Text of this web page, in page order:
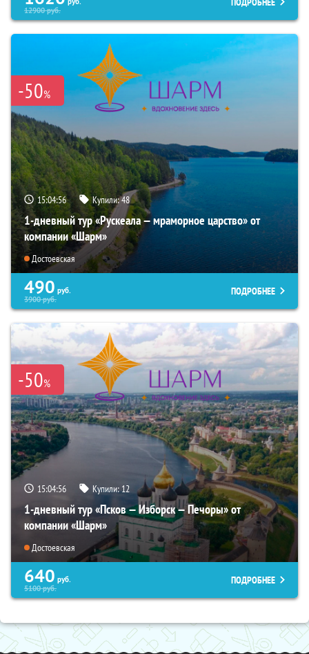
12900руб.
-50%
15:04:54 Купили:48
1-дневный тур «Рускеала — мраморное царство» от
компании «Шарм»
Достоевская
490 руб.
3900руб.
ПОДРОБНЕЕ
-50%
15:04:54 Купили:12
1-дневный тур «Псков — Изборск — Печоры» от
компании «Шарм»
Достоевская
640 руб.
5100руб.
ПОДРОБНЕЕ